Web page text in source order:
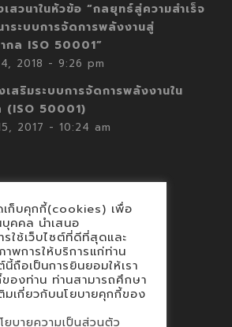
สวนาในหัวข้อ “กลยุทธ์สู่ความสำเร็จ
ระบบการจัดการพลังงานสู่
กล ISO 50001”
2018 - 9:26 pm
เสริมระบบการจัดการพลังงานใน
(ISO 50001)
2017 - 10:24 am
นบุคคล
เก็บคุกกี้(cookies) เพื่อ
คคล นำเสนอ
ใช้เว็บไซต์ที่ดีที่สุดและ
พการให้บริการแก่ท่าน
นี้ถือเป็นการยินยอมให้เรา
องท่าน ท่านสามารถศึกษา
มเกี่ยวกับนโยบายคุกกี้ของ
ยบายความเป็นส่วนตัว